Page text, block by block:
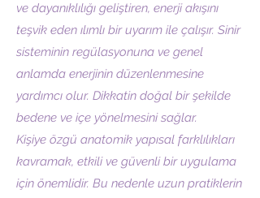
ve dayanıklılığı geliştiren, enerji akışını
teşvik eden ılımlı bir uyarım ile çalışır. Sinir
sisteminin regülasyonuna ve genel
anlamda enerjinin düzenlenmesine
yardımcı olur. Dikkatin doğal bir şekilde
bedene ve içe yönelmesini sağlar.
Kişiye özgü anatomik yapısal farklılıkları
kavramak, etkili ve güvenli bir uygulama
için önemlidir. Bu nedenle uzun pratiklerin